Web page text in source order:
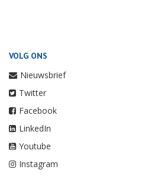
VOLG ONS
Nieuwsbrief
Twitter
Facebook
LinkedIn
Youtube
Instagram